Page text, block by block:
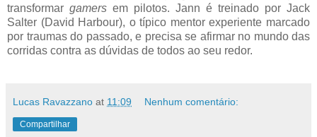
transformar gamers em pilotos. Jann é treinado por Jack
Salter (David Harbour), o típico mentor experiente marcado
por traumas do passado, e precisa se afirmar no mundo das
corridas contra as dúvidas de todos ao seu redor.
Lucas Ravazzano at 11:09 Nenhum comentário:
Compartilhar